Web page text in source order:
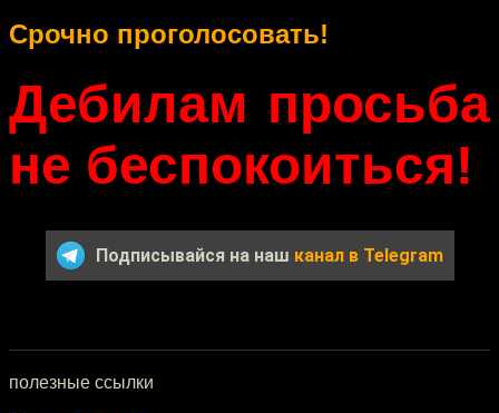
Срочно проголосовать!
Дебилам просьба
не беспокоиться!
Подписывайся на наш канал в Telegram
полезные ссылки